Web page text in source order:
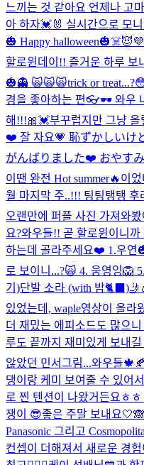
느끼는 것 같아요 언제나 고
아 하자💓🐰 실시간으로 모
🎃 Happy halloween🎃☠️😈💜
할로윈데이!! 즐거운 하루
🎃👻 🙀🙀🙀trick or
경을 좋아하는 편👓🕶 와우
해!!!🎀💓부꾸럽지만 그냥
❤️ 잘 자요💗 恥ずかしいけ
がんばりました❤️ おやす
이땐 완전 Hot summer🔥이
월 마지막 주..!!! 팅팅탱탱
오랜만에 퍼플 사진 가져와
요?와우들!! 곧 할로윈이니까
하는데 골라주세요❤️ 1.우연
로 보이니...?🙀 4. 웅영잉🦁
기)단발 소라 (with 밤🐈‍⬛)
있었는데, waple영상이 올라
더 재밌는 에피소드도 많으
루도 끝까지 재미있게 보내
않았던 민서그림...와우들
댕이랑 케미 보여줄 수 있어
로 찐 텐션이 나왔거든요ㅎ
쟁이 😎좋은 주말 보내요
Panasonic 그리고
컨셉이 더해져서 새로운 경